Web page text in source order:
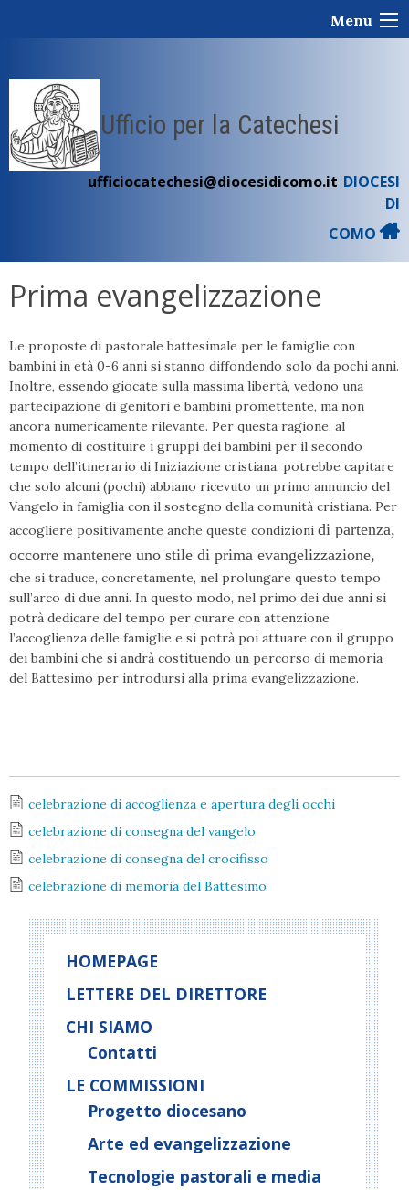
Menu
Ufficio per la Catechesi
ufficiocatechesi@diocesidicomo.it DIOCESI
DI
COMO
Prima evangelizzazione
Le proposte di pastorale battesimale per le famiglie con
bambini in età 0-6 anni si stanno diffondendo solo da pochi anni.
Inoltre, essendo giocate sulla massima libertà, vedono una
partecipazione di genitori e bambini promettente, ma non
ancora numericamente rilevante. Per questa ragione, al
momento di costituire i gruppi dei bambini per il secondo
tempo dell’itinerario di Iniziazione cristiana, potrebbe capitare
che solo alcuni (pochi) abbiano ricevuto un primo annuncio del
Vangelo in famiglia con il sostegno della comunità cristiana. Per
accogliere positivamente anche queste condizioni di partenza,
occorre mantenere uno stile di prima evangelizzazione,
che si traduce, concretamente, nel prolungare questo tempo
sull’arco di due anni. In questo modo, nel primo dei due anni si
potrà dedicare del tempo per curare con attenzione
l’accoglienza delle famiglie e si potrà poi attuare con il gruppo
dei bambini che si andrà costituendo un percorso di memoria
del Battesimo per introdursi alla prima evangelizzazione.
celebrazione di accoglienza e apertura degli occhi
celebrazione di consegna del vangelo
celebrazione di consegna del crocifisso
celebrazione di memoria del Battesimo
HOMEPAGE
LETTERE DEL DIRETTORE
CHI SIAMO
Contatti
LE COMMISSIONI
Progetto diocesano
Arte ed evangelizzazione
Tecnologie pastorali e media